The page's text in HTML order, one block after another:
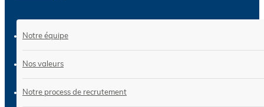
Notre équipe
Nos valeurs
Notre process de recrutement